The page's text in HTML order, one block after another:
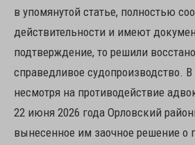
в упомянутой статье, полностью
действительности и имеют
подтверждение, то решили
справедливое судопроизводство. В
несмотря на противодействие
22 июня 2026 года Орловский
вынесенное им заочное решение о